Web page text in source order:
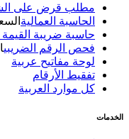
مطلب قرض على
الحاسبة العمالية
حاسبة ضريبة القيمة
فحص الرقم الضريبي
لوحة مفاتيح عربية
تفقيط الأرقام
كل موارد العربية
الخدمات